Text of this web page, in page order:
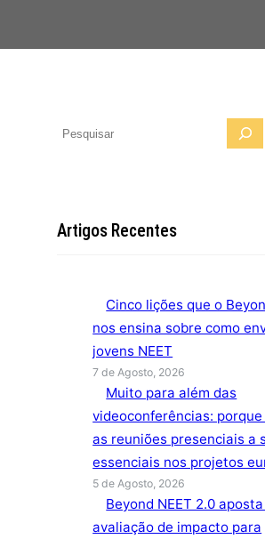
P
u
Artigos Recentes
Cinco lições que o
nos ensina sobre como
jovens NEET
7 de Agosto, 2026
Muito para além das
videoconferências:
as reuniões presenciais a
essenciais nos projetos
5 de Agosto, 2026
Beyond NEET 2.0
avaliação de impacto para